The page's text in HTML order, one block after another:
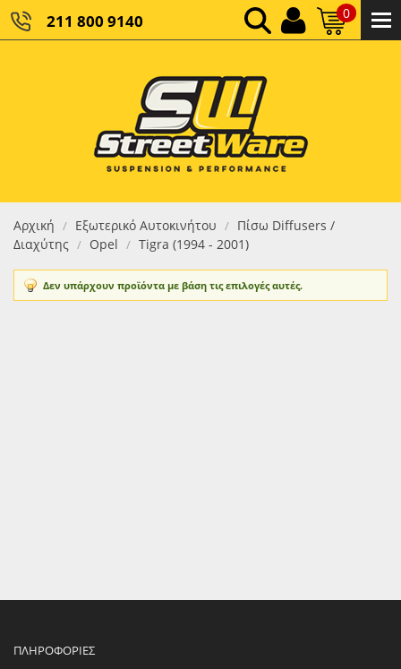
211 800 9140 0
ΚΑΘΑΡΌ ΣΎΝΟΛΟ:
ΤΕΛΙΚΌ ΣΎΝΟΛΟ:0,00 €
Αρχική / Εξωτερικό Αυτοκινήτου / Πίσω Diffusers /
Διαχύτης / Opel / Tigra (1994 - 2001)
Δεν υπάρχουν προϊόντα με βάση τις επιλογές αυτές.
ΠΛΗΡΟΦΟΡΊΕΣ